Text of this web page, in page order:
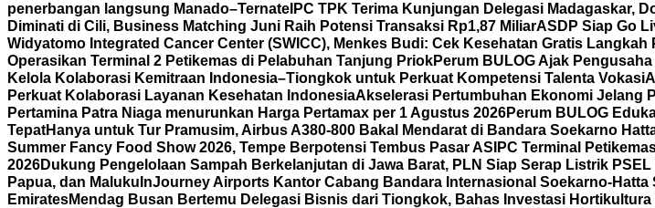
penerbangan langsung Manado–Ternate IPC TPK Terima Kunjungan Delegasi Madagaskar,
Diminati di Cili, Business Matching Juni Raih Potensi Transaksi Rp1,87 MiliarASDP Siap Go
Widyatomo Integrated Cancer Center (SWICC), Menkes Budi: Cek Kesehatan Gratis
Operasikan Terminal 2 Petikemas di Pelabuhan Tanjung PriokPerum BULOG Ajak
Kelola Kolaborasi Kemitraan Indonesia–Tiongkok untuk Perkuat Kompetensi Talenta Vokasi
Perkuat Kolaborasi Layanan Kesehatan IndonesiaAkselerasi Pertumbuhan Ekonomi Jelang
Pertamina Patra Niaga menurunkan Harga Pertamax per 1 Agustus 2026Perum BULOG
TepatHanya untuk Tur Pramusim, Airbus A380-800 Bakal Mendarat di Bandara Soekarno
Summer Fancy Food Show 2026, Tempe Berpotensi Tembus Pasar AS IPC Terminal
2026Dukung Pengelolaan Sampah Berkelanjutan di Jawa Barat, PLN Siap Serap Listrik
Papua, dan Maluku InJourney Airports Kantor Cabang Bandara Internasional Soekarno-
EmiratesMendag Busan Bertemu Delegasi Bisnis dari Tiongkok, Bahas Investasi